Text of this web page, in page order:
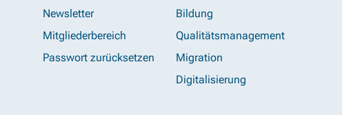
Newsletter
Mitgliederbereich
Passwort zurücksetzen
Bildung
Qualitätsmanagement
Migration
Digitalisierung